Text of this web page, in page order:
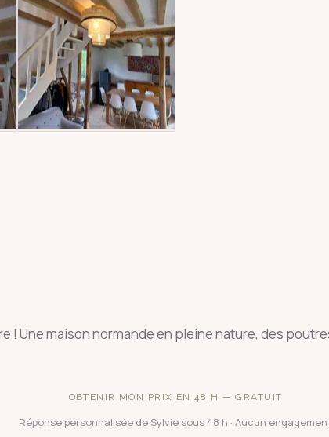
! Une maison normande en pleine nature, des
OBTENIR MON PRIX EN 48 H — GRATUIT
Réponse personnalisée de Sylvie sous 48 h · Aucun